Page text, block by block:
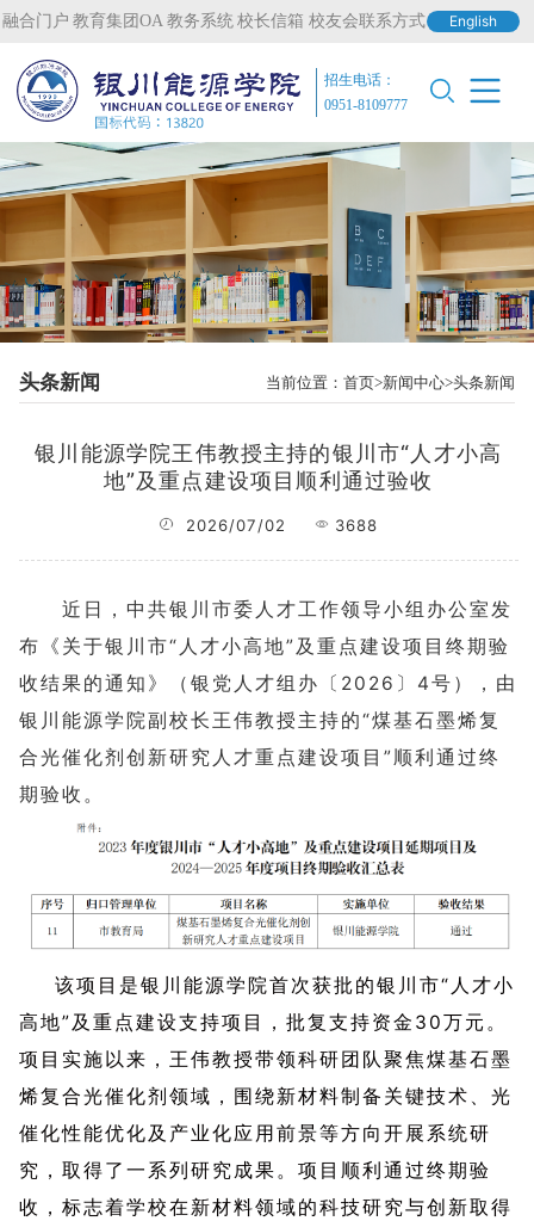
融合门户 教育集团OA 教务系统 校长信箱 校友会联系方式 English
招生电话：
0951-8109777
头条新闻 当前位置：首页 新闻中心 头条新闻
银川能源学院王伟教授主持的银川市“人才小高
地”及重点建设项目顺利通过验收
2026/07/02 3688
近日，中共银川市委人才工作领导小组办公室发
布《关于银川市“人才小高地”及重点建设项目终期验
收结果的通知》（银党人才组办〔2026〕4号），由
银川能源学院副校长王伟教授主持的“煤基石墨烯复
合光催化剂创新研究人才重点建设项目”顺利通过终
期验收。
该项目是银川能源学院首次获批的银川市“人才小
高地”及重点建设支持项目，批复支持资金30万元。
项目实施以来，王伟教授带领科研团队聚焦煤基石墨
烯复合光催化剂领域，围绕新材料制备关键技术、光
催化性能优化及产业化应用前景等方向开展系统研
究，取得了一系列研究成果。项目顺利通过终期验
收，标志着学校在新材料领域的科技研究与创新取得